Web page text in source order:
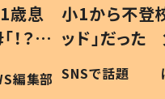
歳息
？」
編集部
小1から不登
ッド」だっ
作り続ける
#令和の子
SNSで話題